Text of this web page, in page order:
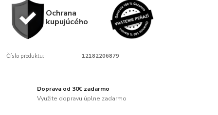
Ochrana
kupujúcého
Číslo produktu: 12182206879
Doprava od 30€ zadarmo
Využite dopravu úplne zadarmo